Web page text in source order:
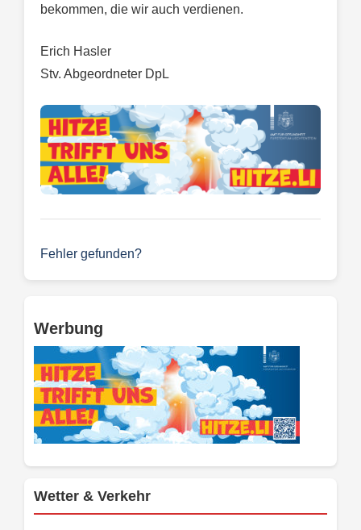
bekommen, die wir auch verdienen.
Erich Hasler
Stv. Abgeordneter DpL
Fehler gefunden?
Werbung
Wetter & Verkehr